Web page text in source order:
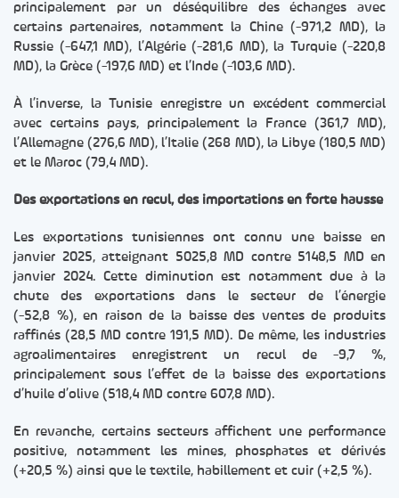
principalement par un déséquilibre des échanges avec
certains partenaires, notamment la Chine (-971,2 MD), la
Russie (-647,1 MD), l’Algérie (-281,6 MD), la Turquie (-220,8
MD), la Grèce (-197,6 MD) et l’Inde (-103,6 MD).
À l’inverse, la Tunisie enregistre un excédent commercial
avec certains pays, principalement la France (361,7 MD),
l’Allemagne (276,6 MD), l’Italie (268 MD), la Libye (180,5 MD)
et le Maroc (79,4 MD).
Des exportations en recul, des importations en forte hausse
Les exportations tunisiennes ont connu une baisse en
janvier 2025, atteignant 5025,8 MD contre 5148,5 MD en
janvier 2024. Cette diminution est notamment due à la
chute des exportations dans le secteur de l’énergie
(-52,8 %), en raison de la baisse des ventes de produits
raffinés (28,5 MD contre 191,5 MD). De même, les industries
agroalimentaires enregistrent un recul de -9,7 %,
principalement sous l’effet de la baisse des exportations
d’huile d’olive (518,4 MD contre 607,8 MD).
En revanche, certains secteurs affichent une performance
positive, notamment les mines, phosphates et dérivés
(+20,5 %) ainsi que le textile, habillement et cuir (+2,5 %).